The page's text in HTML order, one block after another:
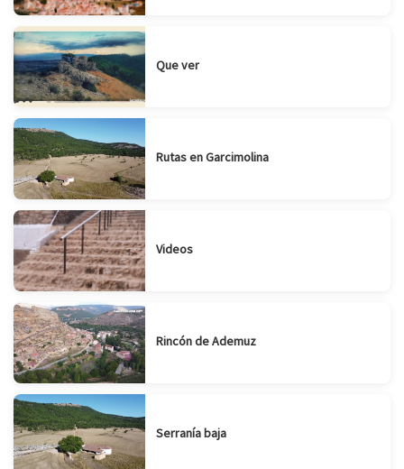
Que ver
Rutas en Garcimolina
Videos
Rincón de Ademuz
Serranía baja